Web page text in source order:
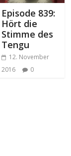
Episode 839:
Hört die
Stimme des
Tengu
12. November
2016
0